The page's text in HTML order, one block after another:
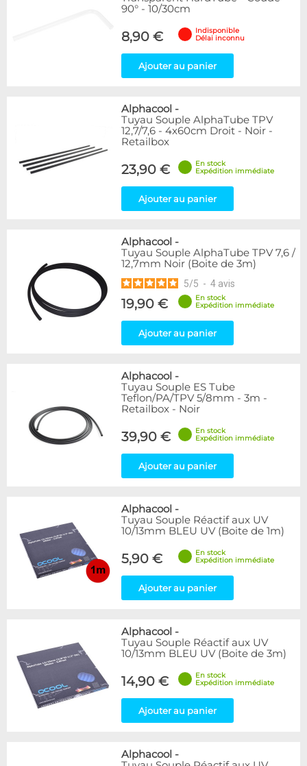
90° - 10/30cm
8,90 €
Indisponible
Délai inconnu
Ajouter au panier
Alphacool -
Tuyau Souple AlphaTube TPV
12,7/7,6 - 4x60cm Droit - Noir -
Retailbox
23,90 €
En stock
Expédition immédiate
Ajouter au panier
Alphacool -
Tuyau Souple AlphaTube TPV 7,6 /
12,7mm Noir (Boite de 3m)
5/5 - 4 avis
19,90 €
En stock
Expédition immédiate
Ajouter au panier
Alphacool -
Tuyau Souple ES Tube
Teflon/PA/TPV 5/8mm - 3m -
Retailbox - Noir
39,90 €
En stock
Expédition immédiate
Ajouter au panier
Alphacool -
Tuyau Souple Réactif aux UV
10/13mm BLEU UV (Boite de 1m)
5,90 €
En stock
Expédition immédiate
Ajouter au panier
Alphacool -
Tuyau Souple Réactif aux UV
10/13mm BLEU UV (Boite de 3m)
14,90 €
En stock
Expédition immédiate
Ajouter au panier
Alphacool -